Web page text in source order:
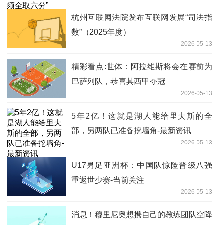
杭州互联网法院发布互联网发展“司法指
数”（2025年度）
2026-05-13
精彩看点:世体：阿拉维斯将会在赛前为
巴萨列队，恭喜其西甲夺冠
2026-05-13
5年2亿！这就是湖人能给里夫斯的全
部，另两队已准备挖墙角-最新资讯
2026-05-13
U17男足亚洲杯：中国队惊险晋级八强
重返世少赛-当前关注
2026-05-13
消息！穆里尼奥想携自己的教练团队空降